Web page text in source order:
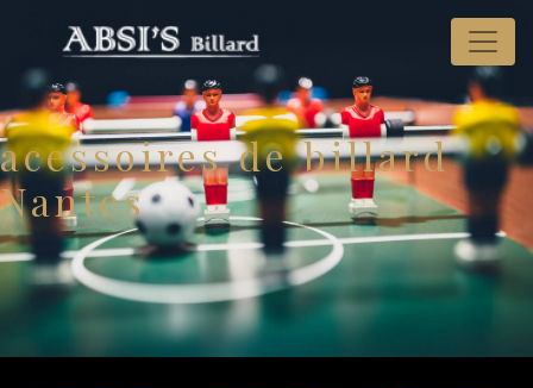
acessoires de billard
Nantes